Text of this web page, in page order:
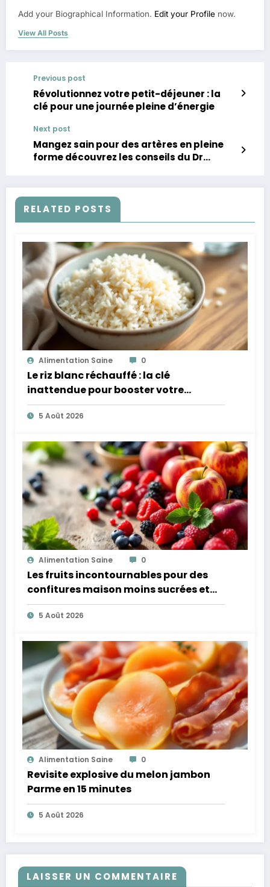
Add your Biographical Information. Edit your Profile now.
View All Posts
Previous post
Révolutionnez votre petit-déjeuner : la
clé pour une journée pleine d’énergie
Next post
Mangez sain pour des artères en pleine
forme découvrez les conseils du Dr
RELATED POSTS
Alimentation Saine 0
Le riz blanc réchauffé : la clé
inattendue pour booster votre
microbiote
5 Août 2026
Alimentation Saine 0
Les fruits incontournables pour des
confitures maison moins sucrées et
plus légères
5 Août 2026
Alimentation Saine 0
Revisite explosive du melon jambon
Parme en 15 minutes
5 Août 2026
LAISSER UN COMMENTAIRE